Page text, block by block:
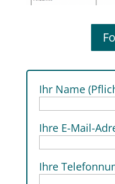
Ihr Name
Ihre E-Mail-
Ihre